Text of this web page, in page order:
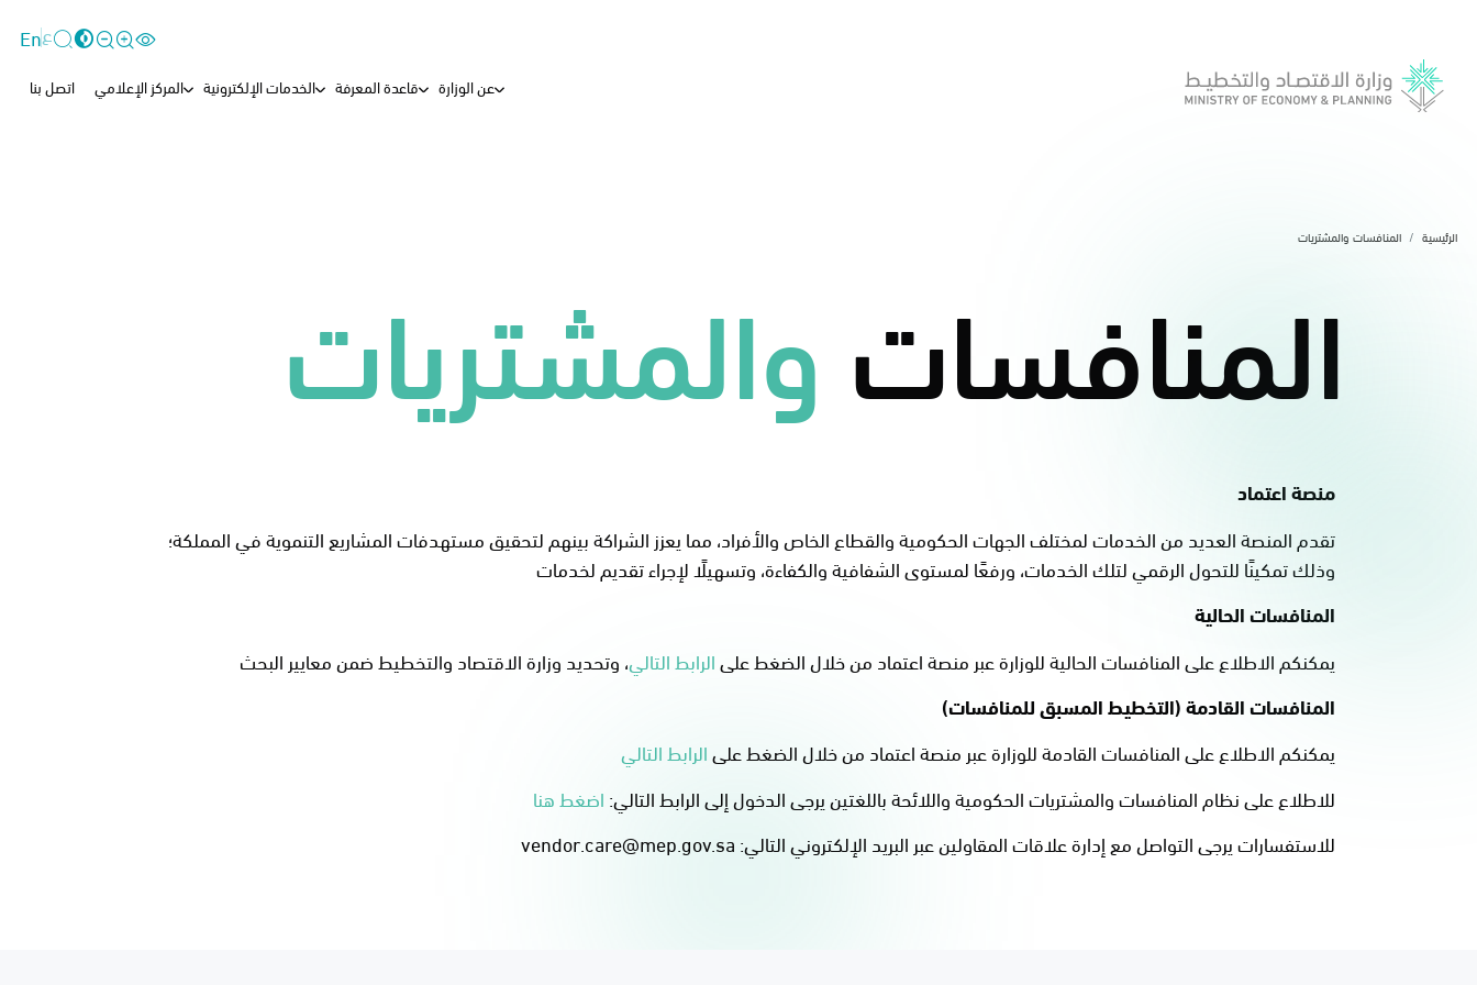
عEn
عن الوزارة قاعدة المعرفة الخدمات الإلكترونية المركز الإعلامي اتصل بنا
الرئيسية المنافسات والمشتريات​​​​​​​المنافساتوالمشتريات
​منصة اعتماد
تقدم المنصة العديد من الخدمات لمختلف الجهات الحكومية والقطاع الخاص والأفراد، مما يعزز الشراكة بينهم لتحقيق مستهدفات المشاريع التنموية في المملكة؛
وذلك تمكينًا للتحول الرقمي لتلك الخدمات، ورفعًا لمستوى الشفافية والكفاءة، وتسهيلًا لإجراء تقديم لخدمات
المنافسات الحالية
يمكنكم الاطلاع على المنافسات الحالية للوزارة عبر منصة اعتماد من خلال الضغط علىالرابط التالي​، وتحديد وزارة الاقتصاد والتخطيط ضمن معايير البحث
المنافسات القادمة (التخطيط المسبق للمنافسات)​
يمكنكم الاطلاع على المنافسات القادمة للوزارة عبر منصة اعتماد من خلال الضغط علىالرابط التالي​
للاطلاع على نظام المنافسات والمشتريات الحكومية واللائحة باللغتين يرجى الدخول إلى الرابط التالي: اضغط هنا​
للاستفسارات يرجى التواصل مع إدارة علاقات المقاولين عبر البريد الإلكتروني التالي: vendor.​​care@mep.gov.sa